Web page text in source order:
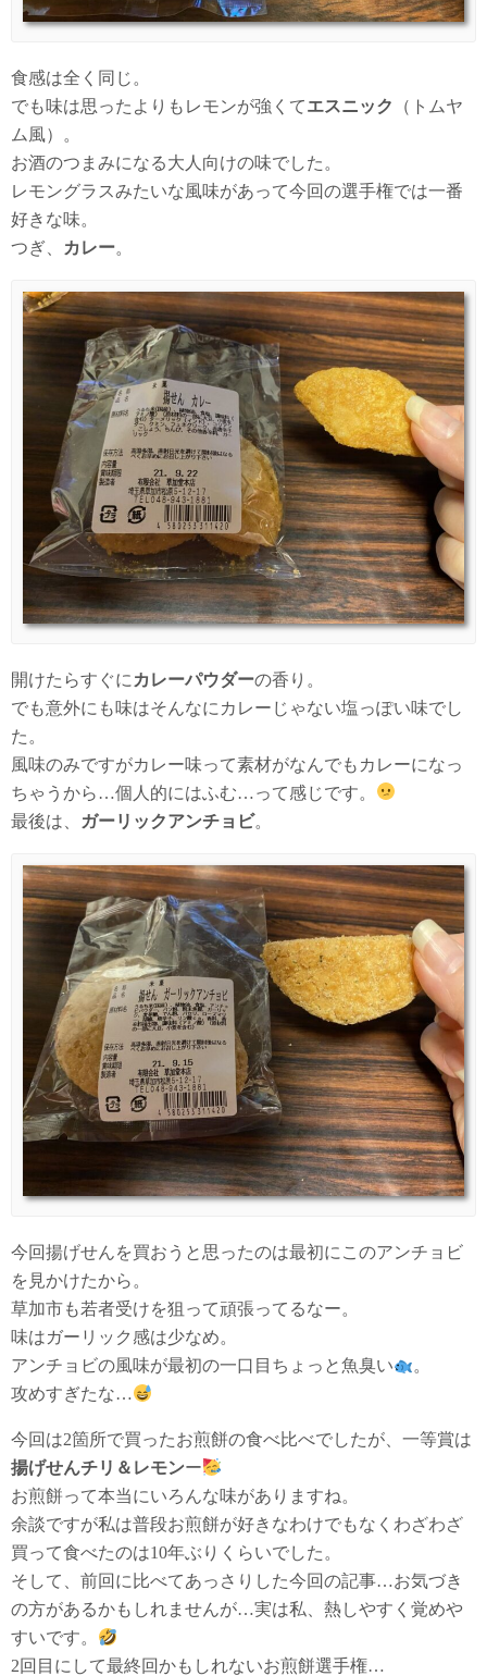
食感は全く同じ。
でも味は思ったよりもレモンが強くてエスニック
（トムヤ
ム風）。
お酒のつまみになる大人向けの味でした。
レモングラスみたいな風味があって今回の選手権では一番
好きな味。
つぎ、
カレー。
開けたらすぐに カレーパウダーの香り。
でも意外にも味はそんなにカレーじゃない塩っぽい味でし
た。
風味のみですがカレー味って素材がなんでもカレーになっ
ちゃうから…個人的にはふむ…って感じです。
最後は、
ガーリックアンチョビ。
今回揚げせんを買おうと思ったのは最初にこのアンチョビ
を見かけたから。
草加市も若者受けを狙って頑張ってるなー。
味はガーリック感は少なめ。
アンチョビの風味が最初の一口目ちょっと魚臭い
。
攻めすぎたな…
今回は2箇所で買ったお煎餅の食べ比べでしたが、一等賞は
揚げせんチリ＆レモンー
お煎餅って本当にいろんな味がありますね。
余談ですが私は普段お煎餅が好きなわけでもなくわざわざ
買って食べたのは10年ぶりくらいでした。
そして、前回に比べてあっさりした今回の記事…お気づき
の方があるかもしれませんが…実は私、熱しやすく覚めや
すいです。
2回目にして最終回かもしれないお煎餅選手権…